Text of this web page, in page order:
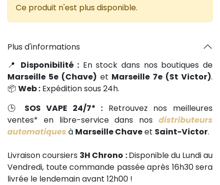
Ce produit n'est plus disponible.
Plus d'informations
📍 Disponibilité : En stock dans nos boutiques de
Marseille 5e (Chave) et Marseille 7e (St Victor).
📦 Web : Expédition sous 24h.
🕒 SOS VAPE 24/7* : Retrouvez nos meilleures
ventes* en libre-service dans nos distributeurs
automatiques à Marseille Chaveet Saint-Victor.
Livraison coursiers 3H Chrono :Disponible du Lundi au
Vendredi, toute commande passée après 16h30 sera
livrée le lendemain avant 12h00 !